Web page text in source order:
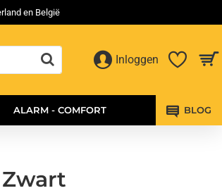
en België
Inloggen
ALARM - COMFORT BLOG
Zwart